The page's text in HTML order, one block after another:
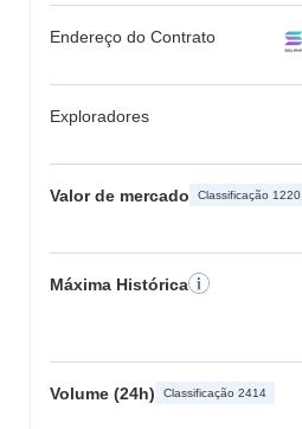
Endereço do Contrato
Exploradores
Valor de mercado Classificação 1220
Máxima Histórica
Volume (24h) Classificação 2414